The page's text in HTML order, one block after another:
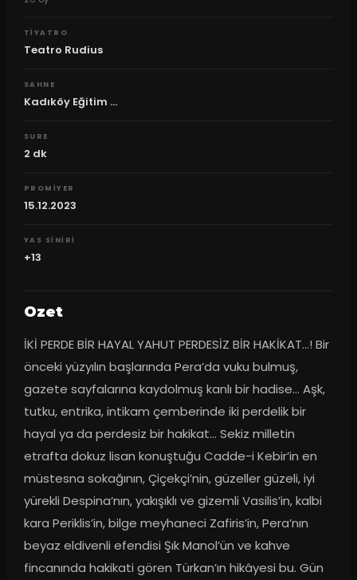
TIYATRO
Teatro Rudius
SAHNE
Kadıköy Eğitim ...
SURE
2 dk
PROMIYER
15.12.2023
YAS SINIRI
+13
Ozet
İKİ PERDE BİR HAYAL YAHUT PERDESİZ BİR HAKİKAT…! Bir
önceki yüzyılın başlarında Pera’da vuku bulmuş,
gazete sayfalarına kaydolmuş kanlı bir hadise... Aşk,
tutku, entrika, intikam çemberinde iki perdelik bir
hayal ya da perdesiz bir hakikat... Sekiz milletin
etrafta dokuz lisan konuştuğu Cadde-i Kebir’in en
müstesna sokağının, Çiçekçi’nin, güzeller güzeli, iyi
yürekli Despina’nın, yakışıklı ve gizemli Vasilis’in, kalbi
kara Periklis’in, bilge meyhaneci Zafiris’in, Pera’nın
beyaz eldivenli efendisi Şık Manol’ün ve kahve
fincanında hakikati gören Türkan’ın hikâyesi bu. Gün